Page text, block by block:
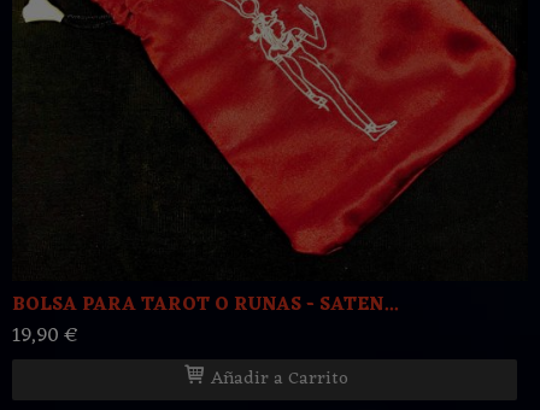
BOLSA PARA TAROT O RUNAS - SATEN...
19,90 €
Añadir a Carrito